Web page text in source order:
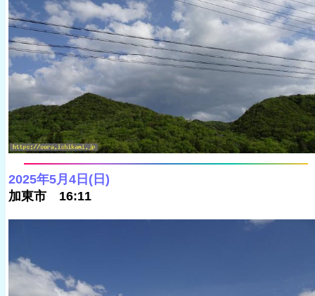
2025年5月4日(日)
加東市 16:11